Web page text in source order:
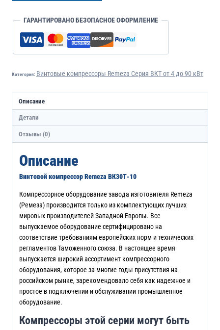
ГАРАНТИРОВАНО БЕЗОПАСНОЕ ОФОРМЛЕНИЕ
Категория: Винтовые компрессоры Remeza Серия ВКТ от 4 до 90 кВт
Описание
Детали
Отзывы (0)
Описание
Винтовой компрессор Remeza ВК30Т-10
Компрессорное оборудование завода изготовителя Remeza
(Ремеза) производится только из комплектующих лучших
мировых производителей Западной Европы. Все
выпускаемое оборудование сертифицировано на
соответствие требованиям европейских норм и технических
регламентов Таможенного союза. В настоящее время
выпускается широкий ассортимент компрессорного
оборудования, которое за многие годы присутствия на
российском рынке, зарекомендовало себя как надежное и
простое в подключении и обслуживании промышленное
оборудование.
Компрессоры этой серии могут быть